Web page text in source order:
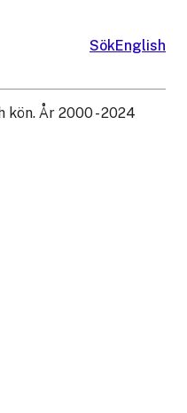
SökEnglish
År 2000 - 2024